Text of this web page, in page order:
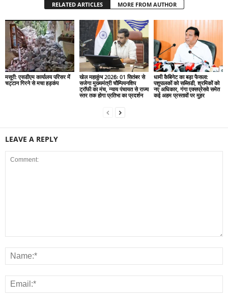
RELATED ARTICLES MORE FROM AUTHOR
मसूरी: एसडीएम कार्यालय परिसर में
चट्टान गिरने से मचा हड़कंप
खेल महाकुंभ 2026ः 01 सितंबर से
सजेगा मुख्यमंत्री चौम्पियनशिप
ट्रॉफी का मंच, न्याय पंचायत से राज्य
स्तर तक होगा प्रतिभा का प्रदर्शन
धामी कैबिनेट का बड़ा फैसला:
पशुपालकों को सब्सिडी, श्रमिकों को
नए अधिकार, गंगा एक्सप्रेसवे समेत
कई अहम प्रस्तावों पर मुहर
LEAVE A REPLY